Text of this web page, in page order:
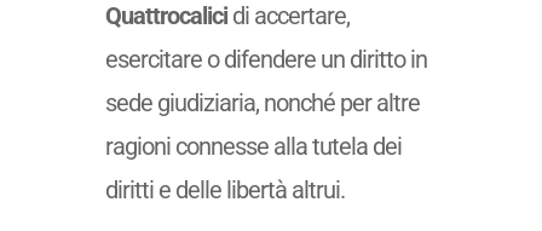
Quattrocalicidi accertare,
esercitare o difendere un diritto in
sede giudiziaria, nonché per altre
ragioni connesse alla tutela dei
diritti e delle libertà altrui.